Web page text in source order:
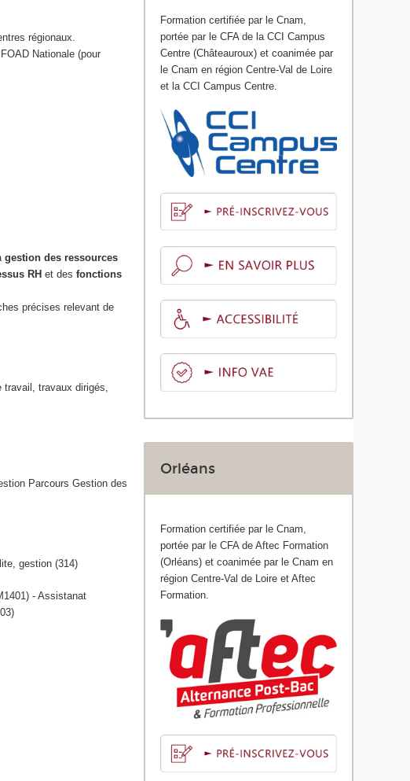
régionaux.
Nationale (pour
gestion des ressources
RH et des fonctions
précises relevant de
travail, travaux dirigés,
Parcours Gestion des
gestion (314)
- Assistanat
Formation certifiée par le Cnam,
portée par le CFA de la CCI Campus
Centre (Châteauroux) et coanimée par
le Cnam en région Centre-Val de Loire
et la CCI Campus Centre.
Orléans
Formation certifiée par le Cnam,
portée par le CFA de Aftec Formation
(Orléans) et coanimée par le Cnam en
région Centre-Val de Loire et Aftec
Formation.